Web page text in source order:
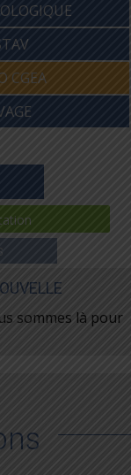
CGEA
sommes là pour